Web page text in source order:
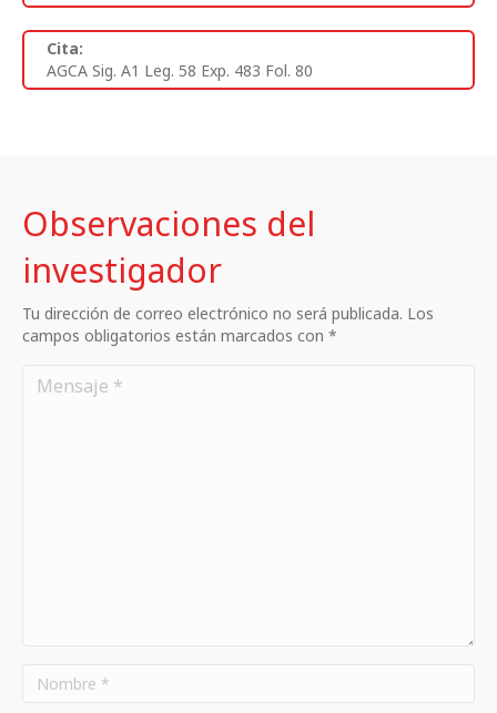
Cita:
AGCA Sig. A1 Leg. 58 Exp. 483 Fol. 80
Observaciones del
investigador
Tu dirección de correo electrónico no será publicada. Los
campos obligatorios están marcados con *